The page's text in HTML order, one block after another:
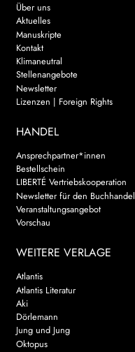
Über uns
Aktuelles
Manuskripte
Kontakt
Klimaneutral
Stellenangebote
Newsletter
Lizenzen | Foreign Rights
HANDEL
Ansprechpartner*innen
Bestellschein
LIBERTÉ Vertriebskooperation
Newsletter für den Buchhandel
Veranstaltungsangebot
Vorschau
WEITERE VERLAGE
Atlantis
Atlantis Literatur
Aki
Dörlemann
Jung und Jung
Oktopus